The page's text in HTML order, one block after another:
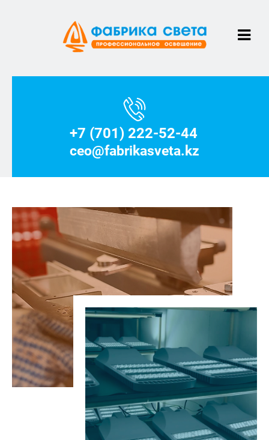
+7 (701) 222-52-44
ceo@fabrikasveta.kz